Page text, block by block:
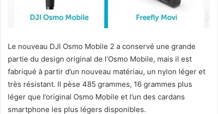
Le nouveau DJI Osmo Mobile 2 a conservé une grande
partie du design original de l’Osmo Mobile, mais il est
fabriqué à partir d’un nouveau matériau, un nylon léger et
très résistant. Il pèse 485 grammes, 16 grammes plus
léger que l’original Osmo Mobile et l’un des cardans
smartphone les plus légers disponibles.